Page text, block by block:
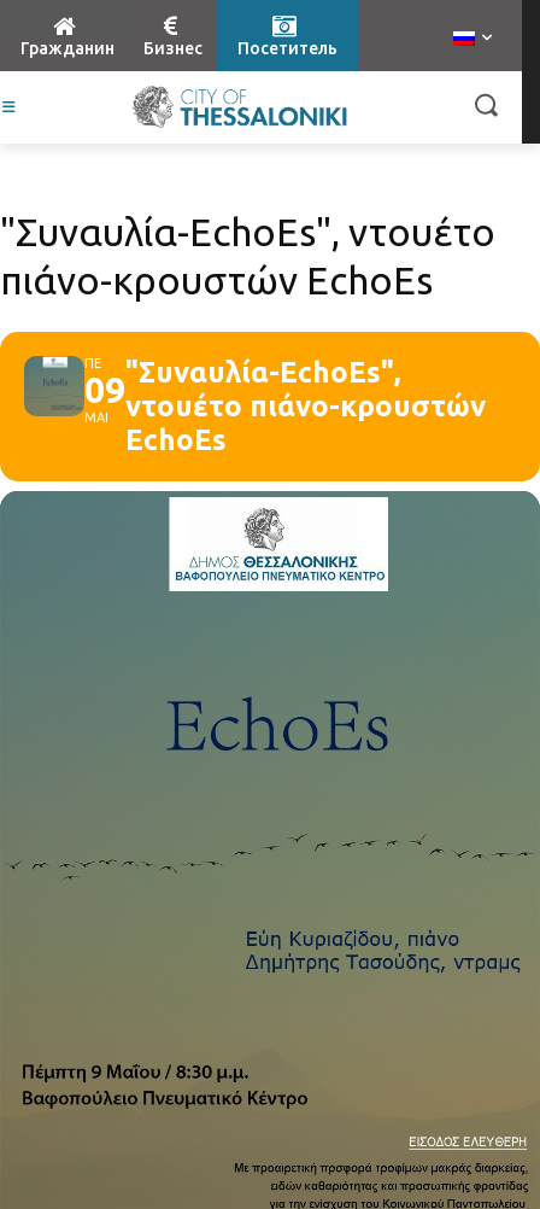
Гражданин Бизнес Посетитель
"Συναυλία-ΕchoEs", ντουέτο
πιάνο-κρουστών ΕchoEs
ΠΕ
09
ΜΑΙ
"Συναυλία-ΕchoEs",
ντουέτο πιάνο-κρουστών
ΕchoEs